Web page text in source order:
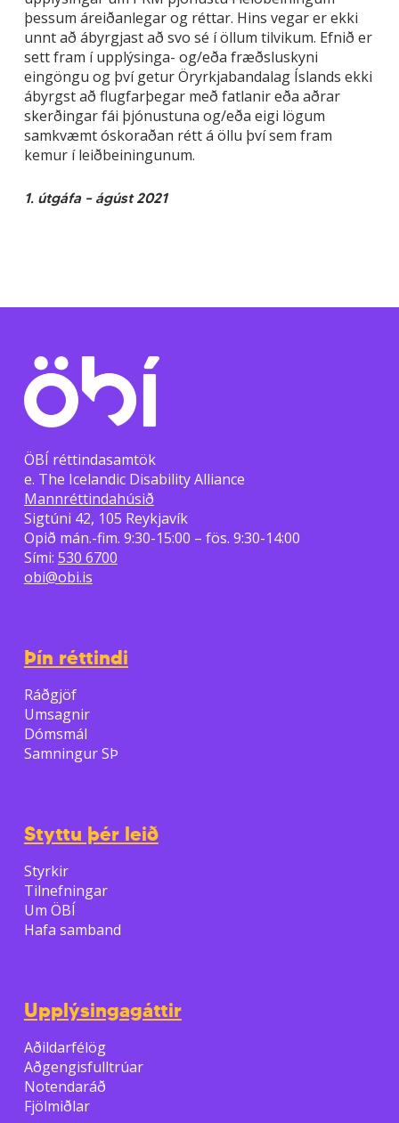
þessum áreiðanlegar og réttar. Hins vegar er ekki
unnt að ábyrgjast að svo sé í öllum tilvikum. Efnið er
sett fram í upplýsinga- og/eða fræðsluskyni
eingöngu og því getur Öryrkjabandalag Íslands ekki
ábyrgst að flugfarþegar með fatlanir eða aðrar
skerðingar fái þjónustuna og/eða eigi lögum
samkvæmt óskoraðan rétt á öllu því sem fram
kemur í leiðbeiningunum.
1. útgáfa – ágúst 2021
ÖBÍ réttindasamtök
e. The Icelandic Disability Alliance
Mannréttindahúsið
Sigtúni 42, 105 Reykjavík
Opið mán.-fim. 9:30-15:00 – fös. 9:30-14:00
Sími: 530 6700
obi@obi.is
Þín réttindi
Ráðgjöf
Umsagnir
Dómsmál
Samningur SÞ
Styttu þér leið
Styrkir
Tilnefningar
Um ÖBÍ
Hafa samband
Upplýsingagáttir
Aðildarfélög
Aðgengisfulltrúar
Notendaráð
Fjölmiðlar